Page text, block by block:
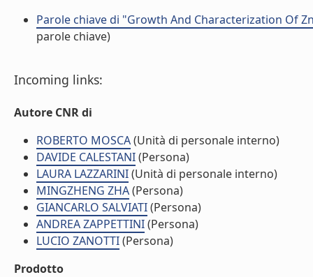
Parole chiave di "Growth And Characterization Of
parole chiave)
Incoming links:
Autore CNR di
ROBERTO MOSCA(Unità di personale interno)
DAVIDE CALESTANI(Persona)
LAURA LAZZARINI(Unità di personale interno)
MINGZHENG ZHA(Persona)
GIANCARLO SALVIATI(Persona)
ANDREA ZAPPETTINI(Persona)
LUCIO ZANOTTI(Persona)
Prodotto